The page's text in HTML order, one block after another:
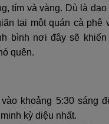
tím và vàng. Dù là
tại một quán cà phê
bình nơi đây sẽ khiến
quên.
khoảng 5:30 sáng
kỳ diệu nhất.